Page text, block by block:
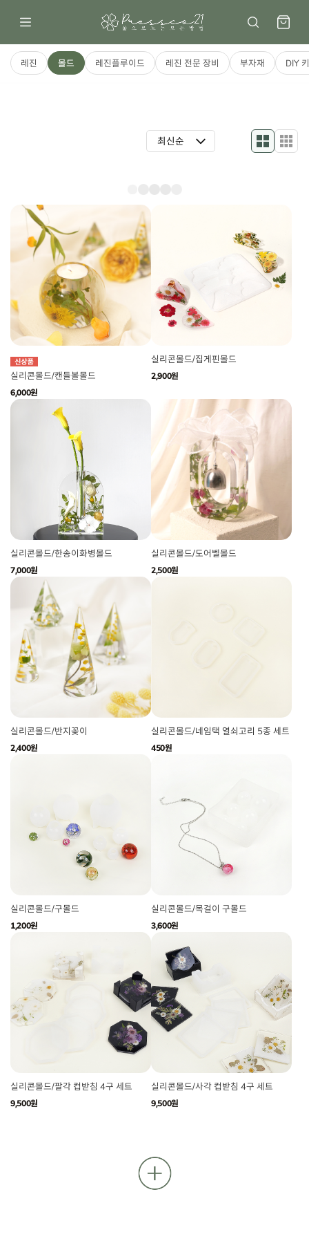
레진 몰드 레진플루이드 레진 전문 장비 부자재 DIY
실리콘몰드/캔들볼몰드
6,000원
실리콘몰드/집게핀몰드
2,900원
실리콘몰드/한송이화병몰드
7,000원
실리콘몰드/도어벨몰드
2,500원
실리콘몰드/반지꽂이
2,400원
실리콘몰드/네임택 열쇠고리 5종 세트
450원
실리콘몰드/구몰드
1,200원
실리콘몰드/목걸이 구몰드
3,600원
실리콘몰드/팔각 컵받침 4구 세트
9,500원
실리콘몰드/사각 컵받침 4구 세트
9,500원